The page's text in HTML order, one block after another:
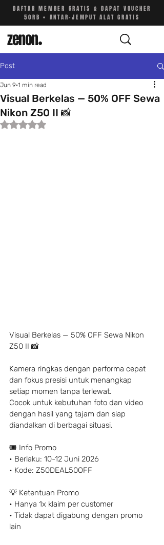
DAFTAR MEMBER GRATIS & DAPAT VOUCHER
50RB • ANTAR-JEMPUT ALAT GRATIS
zenon.
Post
Visual Berkelas — 50% OFF Sewa
Nikon Z50 II 📸
Jun 9 1 min read
Rated NaN out of 5 stars.
Visual Berkelas — 50% OFF Sewa Nikon
Z50 II 📸
Kamera ringkas dengan performa cepat
dan fokus presisi untuk menangkap
setiap momen tanpa terlewat.
Cocok untuk kebutuhan foto dan video
dengan hasil yang tajam dan siap
diandalkan di berbagai situasi.
🎟 Info Promo
• Berlaku: 10-12 Juni 2026
• Kode: Z50DEAL50OFF
💡 Ketentuan Promo
• Hanya 1x klaim per customer
• Tidak dapat digabung dengan promo
lain